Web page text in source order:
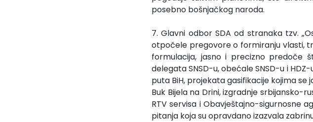
posebno bošnjačkog naroda.
7. Glavni odbor SDA od stranaka tzv.
otpočele pregovore o formiranju vlasti,
formulacija, jasno i precizno predoče
delegata SNSD-u, obećale SNSD-u i
puta BiH, projekata gasifikacije kojima
Buk Bijela na Drini, izgradnje
RTV servisa i Obavještajno-sigurnosne
pitanja koja su opravdano izazvala